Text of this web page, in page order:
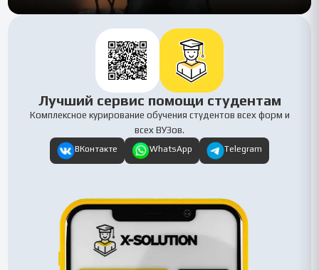
Лучший сервис помощи студентам
Комплексное курирование обучения студентов всех форм и
всех ВУЗов.
ВКонтакте WhatsApp Telegram